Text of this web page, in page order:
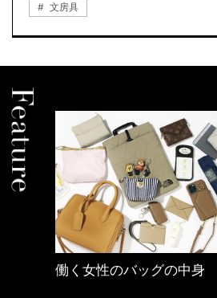
文房具
優木まおみさん「女の時間